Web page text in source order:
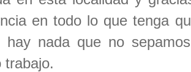
en todo lo que tenga
hay nada que no
trabajo.